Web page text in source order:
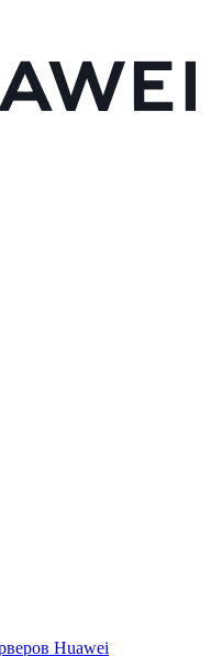
Huawei